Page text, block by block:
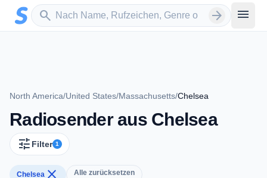
Zum Hauptinhalt springen
search
Sender suchen arrow_forward menu
North America/United States/Massachusetts/Chelsea
Radiosender aus Chelsea
tune Filter 1
Chelsea close Alle zurücksetzen